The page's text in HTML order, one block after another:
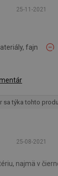
25-11-2021
fajn
sa týka tohto
25-08-2021
najmä v